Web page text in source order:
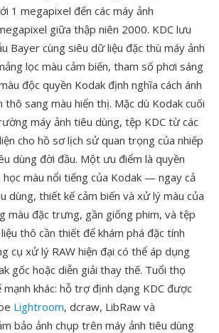
1 megapixel đến các máy ảnh
giữa thập niên 2000. KDC lưu
Bayer cùng siêu dữ liệu đặc thù máy ảnh
lọc màu cảm biến, tham số phơi sáng
độc quyền Kodak định nghĩa cách ánh
thô sang màu hiển thị. Mặc dù Kodak cuối
máy ảnh tiêu dùng, tệp KDC từ các
cho hồ sơ lịch sử quan trọng của nhiếp
dùng đời đầu. Một ưu điểm là quyền
màu nổi tiếng của Kodak — ngay cả
dùng, thiết kế cảm biến và xử lý màu của
màu đặc trưng, gần giống phim, và tệp
thô cần thiết để khám phá đặc tính
cụ xử lý RAW hiện đại có thể áp dụng
gốc hoặc diễn giải thay thế. Tuổi thọ
khác: hỗ trợ định dạng KDC được
Lightroom, dcraw, LibRaw và
bảo ảnh chụp trên máy ảnh tiêu dùng